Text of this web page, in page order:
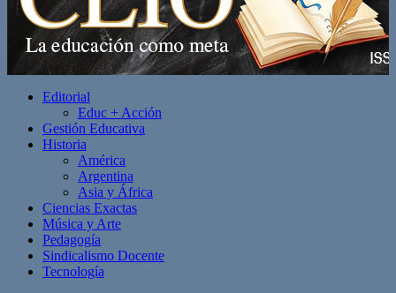
Editorial
Educ + Acción
Gestión Educativa
Historia
América
Argentina
Asia y África
Ciencias Exactas
Música y Arte
Pedagogía
Sindicalismo Docente
Tecnología